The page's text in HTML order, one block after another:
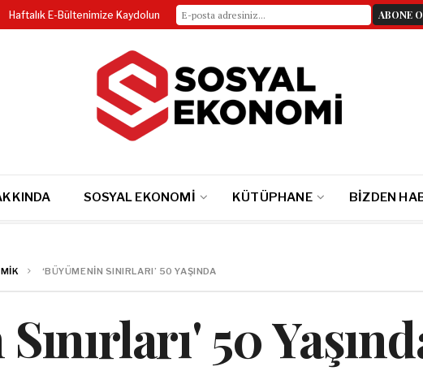
SOSYAL EKONOMI KÜTÜPHANE BIZDEN
‘BÜYÜMENIN SINIRLARI’ 50 YAŞINDA
50
Haftalık E-Bültenimize Kaydolun